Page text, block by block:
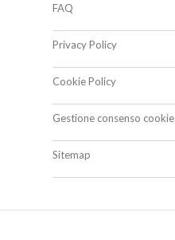
FAQ
Privacy Policy
Cookie Policy
Gestione consenso cookie
Sitemap